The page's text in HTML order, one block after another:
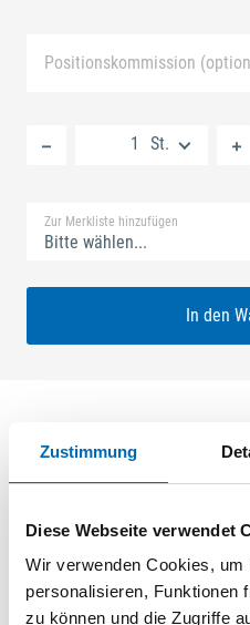
Zustimmung
Diese Webseite verwendet
Wir verwenden Cookies, um
personalisieren, Funktionen
zu können und die Zugriffe
Positionskommission
St.
Zur Merkliste hinzufügen
Bitte wählen...
In den
Produktbeschreibung
mit Austauschstück, mit
DIN rechts